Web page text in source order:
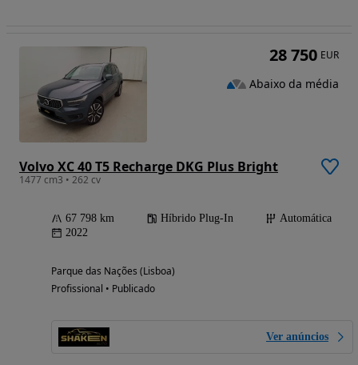
Volvo XC 40 T5 Recharge DKG Plus Bright
1477 cm3 • 262 cv
67 798 km Híbrido Plug-In
Automática
2022
Parque das Nações (Lisboa)
Profissional • Publicado
Ver anúncios
28 750 EUR
Abaixo da média